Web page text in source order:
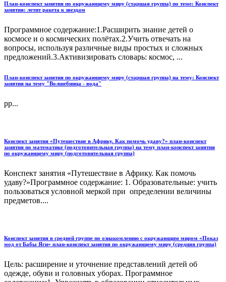
План-конспект занятия по окружающему миру (старшая группа) по теме: Конспект
занятия: летит ракета к звездам
Программное содержание:1.Расширить знание детей о
космосе и о космических полётах.2.Учить отвечать на
вопросы, используя различные виды простых и сложных
предложений.3.Активизировать словарь: космос, ...
План-конспект занятия по окружающему миру (старшая группа) на тему: Конспект
занятия на тему "Волшебница - вода"
рр...
Конспект занятия «Путешествие в Африку. Как помочь удаву?» план-конспект
занятия по математике (подготовительная группа) на тему план-конспект занятия
по окружающему миру (подготовительная группа)
Конспект занятия «Путешествие в Африку. Как помочь
удаву?»Программное содержание: 1. Образовательные: учить
пользоваться условной меркой при определении величины
предметов....
Конспект занятия в средней группе по ознакомлению с окружающим миром «Показ
мод от Бабы Яги» план-конспект занятия по окружающему миру (средняя группа)
Цель: расширение и уточнение представлений детей об
одежде, обуви и головных уборах. Программное